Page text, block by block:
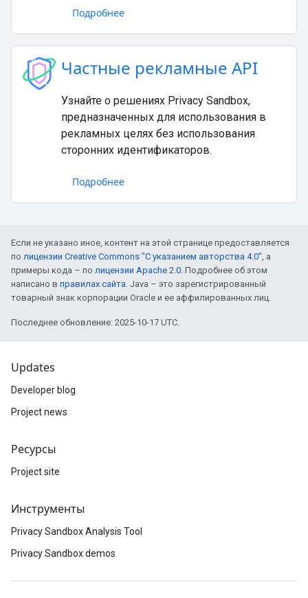
Подробнее
Частные рекламные API
Узнайте о решениях Privacy Sandbox,
предназначенных для использования в
рекламных целях без использования
сторонних идентификаторов.
Подробнее
Если не указано иное, контент на этой странице предоставляется
по лицензии Creative Commons "С указанием авторства 4.0", а
примеры кода – по лицензии Apache 2.0. Подробнее об этом
написано в правилах сайта. Java – это зарегистрированный
товарный знак корпорации Oracle и ее аффилированных лиц.
Последнее обновление: 2025-10-17 UTC.
Updates
Developer blog
Project news
Ресурсы
Project site
Инструменты
Privacy Sandbox Analysis Tool
Privacy Sandbox demos